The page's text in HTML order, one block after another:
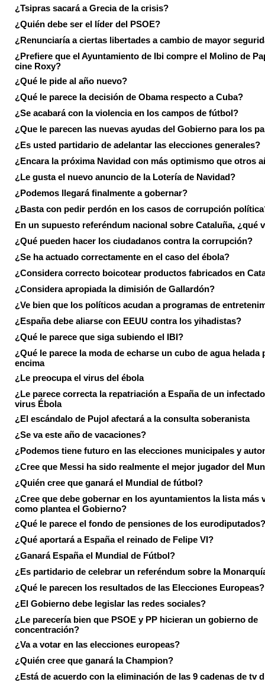
¿Tsipras sacará a Grecia de la crisis?
¿Quién debe ser el líder del PSOE?
¿Renunciaría a ciertas libertades a cambio de mayor
¿Prefiere que el Ayuntamiento de Ibi compre el Molino de
cine Roxy?
¿Qué le pide al año nuevo?
¿Qué le parece la decisión de Obama respecto a Cuba?
¿Se acabará con la violencia en los campos de fútbol?
¿Que le parecen las nuevas ayudas del Gobierno para los
¿Es usted partidario de adelantar las elecciones generales?
¿Encara la próxima Navidad con más optimismo que otros
¿Le gusta el nuevo anuncio de la Lotería de Navidad?
¿Podemos llegará finalmente a gobernar?
¿Basta con pedir perdón en los casos de corrupción
En un supuesto referéndum nacional sobre Cataluña, ¿qué
¿Qué pueden hacer los ciudadanos contra la corrupción?
¿Se ha actuado correctamente en el caso del ébola?
¿Considera correcto boicotear productos fabricados en
¿Considera apropiada la dimisión de Gallardón?
¿Ve bien que los políticos acudan a programas de
¿España debe aliarse con EEUU contra los yihadistas?
¿Qué le parece que siga subiendo el IBI?
¿Qué le parece la moda de echarse un cubo de agua helada
encima
¿Le preocupa el virus del ébola
¿Le parece correcta la repatriación a España de un
virus Ébola
¿El escándalo de Pujol afectará a la consulta soberanista
¿Se va este año de vacaciones?
¿Podemos tiene futuro en las elecciones municipales y
¿Cree que Messi ha sido realmente el mejor jugador del
¿Quién cree que ganará el Mundial de fútbol?
¿Cree que debe gobernar en los ayuntamientos la lista más
como plantea el Gobierno?
¿Qué le parece el fondo de pensiones de los eurodiputados?
¿Qué aportará a España el reinado de Felipe VI?
¿Ganará España el Mundial de Fútbol?
¿Es partidario de celebrar un referéndum sobre la
¿Qué le parecen los resultados de las Elecciones Europeas?
¿El Gobierno debe legislar las redes sociales?
¿Le parecería bien que PSOE y PP hicieran un gobierno de
concentración?
¿Va a votar en las elecciones europeas?
¿Quién cree que ganará la Champion?
¿Está de acuerdo con la eliminación de las 9 cadenas de tv